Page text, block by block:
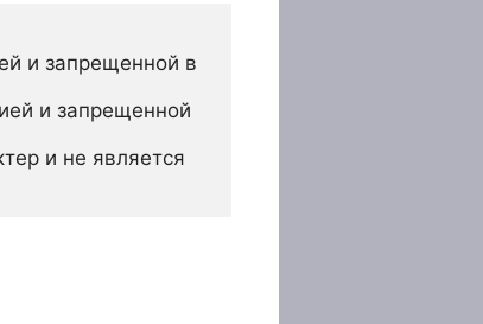
и запрещенной в
и запрещенной
и не является